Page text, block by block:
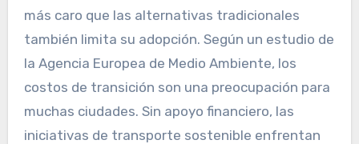
más caro que las alternativas tradicionales
también limita su adopción. Según un estudio de
la Agencia Europea de Medio Ambiente, los
costos de transición son una preocupación para
muchas ciudades. Sin apoyo financiero, las
iniciativas de transporte sostenible enfrentan